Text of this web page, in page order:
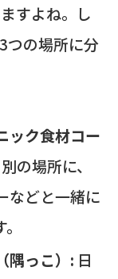
すよね。し
つの場所に分
ック食材コー
の場所に、
などと一緒に
隅っこ）: 日